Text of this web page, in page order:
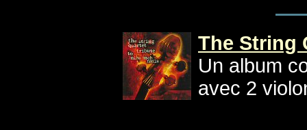
The String
Un album
avec 2